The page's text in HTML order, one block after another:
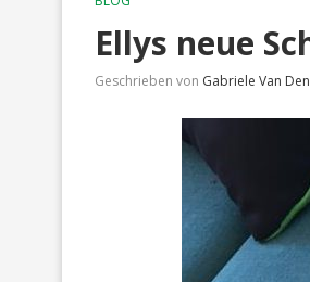
Ellys neue
Geschrieben von Gabriele Van